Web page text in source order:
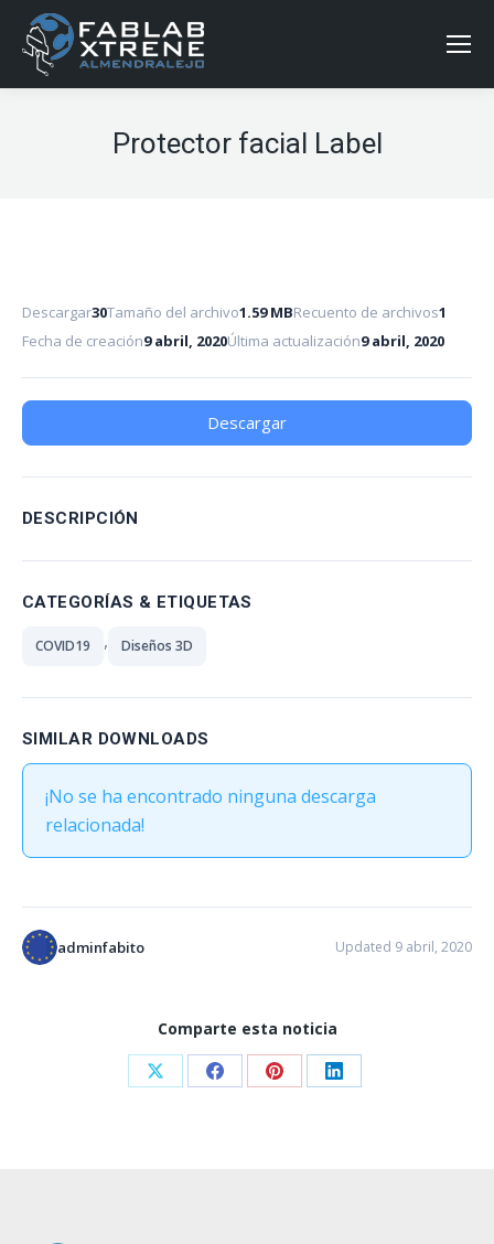
Protector facial Label
Descargar30Tamaño del archivo1.59 MBRecuento de archivos1
Fecha de creación9 abril, 2020Última actualización9 abril, 2020
Descargar
DESCRIPCIÓN
CATEGORÍAS & ETIQUETAS
COVID19 , Diseños 3D
SIMILAR DOWNLOADS
¡No se ha encontrado ninguna descarga
relacionada!
adminfabito Updated 9 abril, 2020
Comparte esta noticia
Share Share Share Share